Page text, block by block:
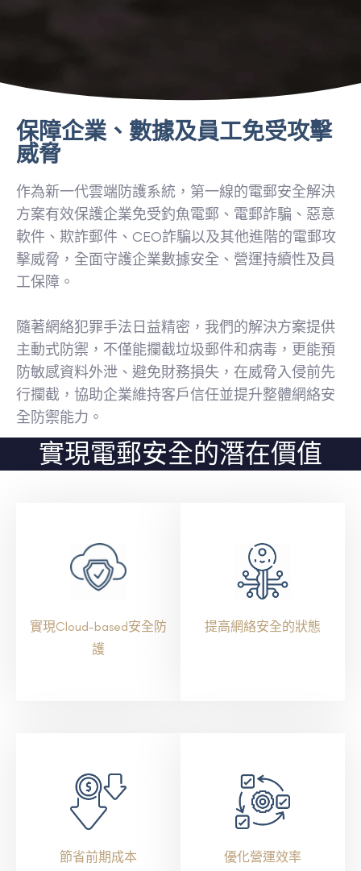
保障企業、數據及員工免受攻擊
威脅
作為新一代雲端防護系統，第一線的電郵安全解決
方案有效保護企業免受釣魚電郵、電郵詐騙、惡意
軟件、欺詐郵件、CEO詐騙以及其他進階的電郵攻
擊威脅，全面守護企業數據安全、營運持續性及員
工保障。
隨著網絡犯罪手法日益精密，我們的解決方案提供
主動式防禦，不僅能攔截垃圾郵件和病毒，更能預
防敏感資料外泄、避免財務損失，在威脅入侵前先
行攔截，協助企業維持客戶信任並提升整體網絡安
全防禦能力。
實現電郵安全的潛在價值
實現Cloud-based安全防
護
提高網絡安全的狀態
節省前期成本 優化營運效率